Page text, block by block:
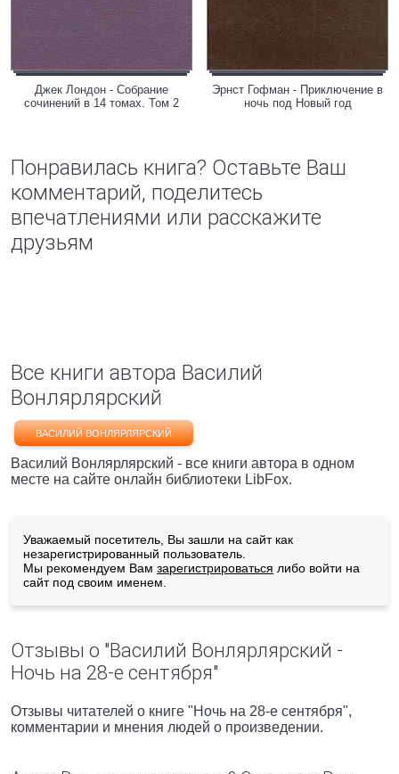
Джек Лондон - Собрание
сочинений в 14 томах. Том 2
Эрнст Гофман - Приключение в
ночь под Новый год
Понравилась книга? Оставьте Ваш
комментарий, поделитесь
впечатлениями или расскажите
друзьям
Все книги автора Василий
Вонлярлярский
ВАСИЛИЙ ВОНЛЯРЛЯРСКИЙ
Василий Вонлярлярский - все книги автора в одном
месте на сайте онлайн библиотеки LibFox.
Уважаемый посетитель, Вы зашли на сайт как
незарегистрированный пользователь.
Мы рекомендуем Вам зарегистрироваться либо войти на
сайт под своим именем.
Отзывы о "Василий Вонлярлярский -
Ночь на 28-е сентября"
Отзывы читателей о книге "Ночь на 28-е сентября",
комментарии и мнения людей о произведении.